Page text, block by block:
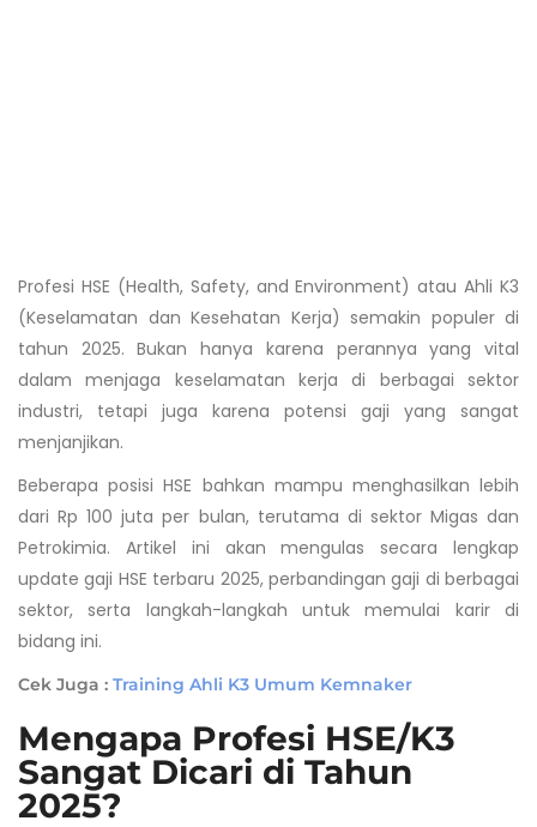
Profesi HSE (Health, Safety, and Environment) atau Ahli K3
(Keselamatan dan Kesehatan Kerja) semakin populer di
tahun 2025. Bukan hanya karena perannya yang vital
dalam menjaga keselamatan kerja di berbagai sektor
industri, tetapi juga karena potensi gaji yang sangat
menjanjikan.
Beberapa posisi HSE bahkan mampu menghasilkan lebih
dari Rp 100 juta per bulan, terutama di sektor Migas dan
Petrokimia. Artikel ini akan mengulas secara lengkap
update gaji HSE terbaru 2025, perbandingan gaji di berbagai
sektor, serta langkah-langkah untuk memulai karir di
bidang ini.
Cek Juga : Training Ahli K3 Umum Kemnaker
Mengapa Profesi HSE/K3
Sangat Dicari di Tahun
2025?